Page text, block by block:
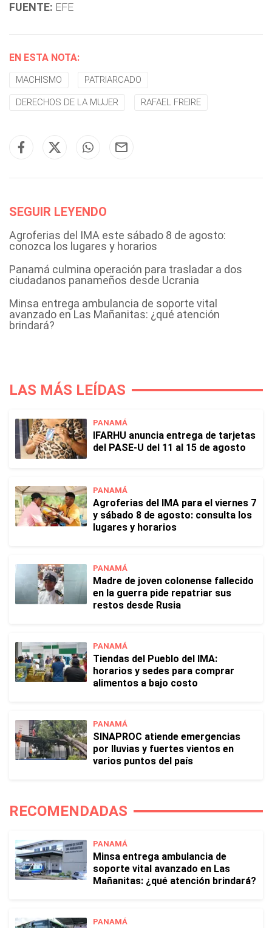
FUENTE: EFE
EN ESTA NOTA:
MACHISMO PATRIARCADO
DERECHOS DE LA MUJER RAFAEL FREIRE
SEGUIR LEYENDO
Agroferias del IMA este sábado 8 de agosto:
conozca los lugares y horarios
Panamá culmina operación para trasladar a dos
ciudadanos panameños desde Ucrania
Minsa entrega ambulancia de soporte vital
avanzado en Las Mañanitas: ¿qué atención
brindará?
LAS MÁS LEÍDAS
PANAMÁ
IFARHU anuncia entrega de tarjetas
del PASE-U del 11 al 15 de agosto
PANAMÁ
Agroferias del IMA para el viernes 7
y sábado 8 de agosto: consulta los
lugares y horarios
PANAMÁ
Madre de joven colonense fallecido
en la guerra pide repatriar sus
restos desde Rusia
PANAMÁ
Tiendas del Pueblo del IMA:
horarios y sedes para comprar
alimentos a bajo costo
PANAMÁ
SINAPROC atiende emergencias
por lluvias y fuertes vientos en
varios puntos del país
RECOMENDADAS
PANAMÁ
Minsa entrega ambulancia de
soporte vital avanzado en Las
Mañanitas: ¿qué atención brindará?
PANAMÁ